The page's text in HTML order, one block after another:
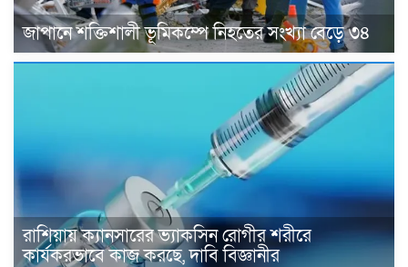
জাপানে শক্তিশালী ভূমিকম্পে নিহতের সংখ্যা বেড়ে ৩৪
রাশিয়ায় ক্যানসারের ভ্যাকসিন রোগীর শরীরে
কার্যকরভাবে কাজ করছে, দাবি বিজ্ঞানীর